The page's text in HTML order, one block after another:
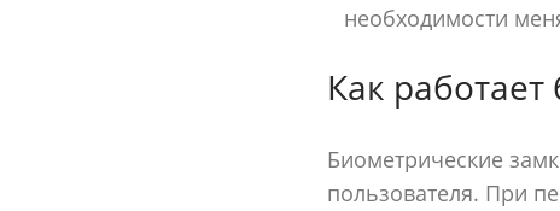
необходимости
Как
Биометрические
пользователя. При